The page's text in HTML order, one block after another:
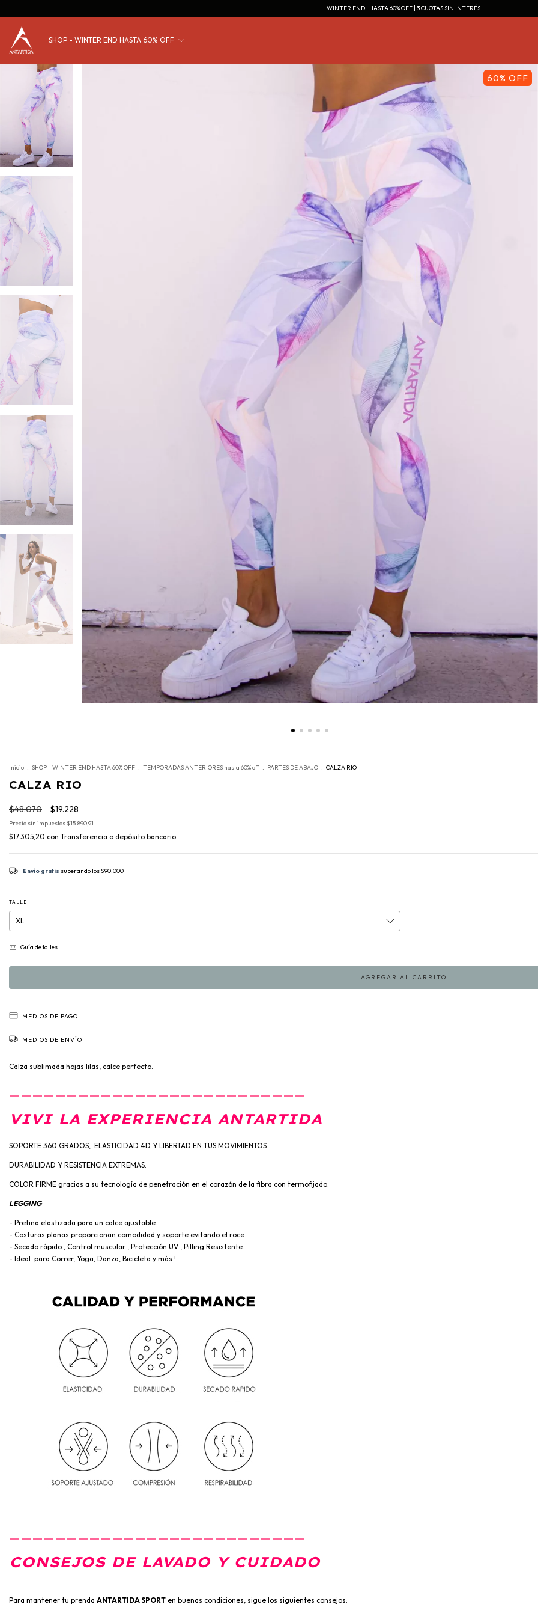
WINTER END | HASTA 60% OFF | 3 CUOTAS SIN INTERÉS
SHOP - WINTER END HASTA 60% OFF
60% OFF
Inicio . SHOP - WINTER END HASTA 60% OFF . TEMPORADAS ANTERIORES hasta 60% off . PARTES DE ABAJO . CALZA RIO
CALZA RIO
$48.070 $19.228
Precio sin impuestos $15.890,91
$17.305,20 con Transferencia o depósito bancario
Envío gratis superando los$90.000
TALLE
Guía de talles
MEDIOS DE PAGO
MEDIOS DE ENVÍO
Calza sublimada hojas lilas, calce perfecto.
VIVI LA EXPERIENCIA ANTARTIDA
SOPORTE 360 GRADOS, ELASTICIDAD 4D Y LIBERTAD EN TUS MOVIMIENTOS
DURABILIDAD Y RESISTENCIA EXTREMAS.
COLOR FIRME gracias a su tecnología de penetración en el corazón de la fibra con termofijado.
LEGGING
- Pretina elastizada para un calce ajustable.
- Costuras planas proporcionan comodidad y soporte evitando el roce.
- Secado rápido , Control muscular , Protección UV , Pilling Resistente.
- Ideal para Correr, Yoga, Danza, Bicicleta y más !
CONSEJOS DE LAVADO Y CUIDADO
Para mantener tu prenda ANTARTIDA SPORT en buenas condiciones, sigue los siguientes consejos: